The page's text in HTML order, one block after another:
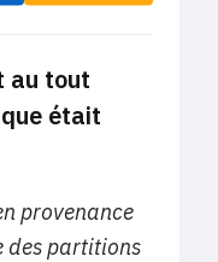
au tout
était
provenance
des partitions